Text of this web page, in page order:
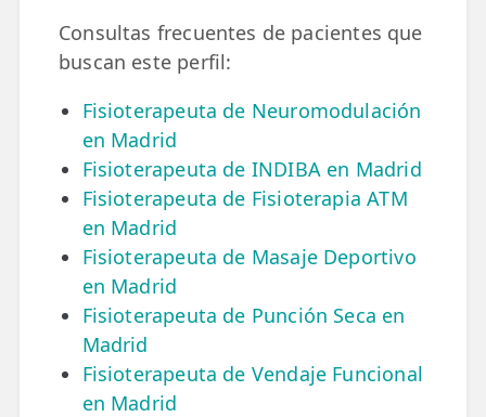
FRECUENTES
Rotura Fibrilar
Trocanteritis
Hernia Discal
Fascitis Plantar
Lumbalgia
Ciática
Bursitis de Hombro
Síndrome Piramidal
Consultas frecuentes de pacientes que
buscan este perfil:
Fisioterapeuta de Neuromodulación
en Madrid
Fisioterapeuta de INDIBA en Madrid
Fisioterapeuta de Fisioterapia ATM
en Madrid
Fisioterapeuta de Masaje Deportivo
en Madrid
Fisioterapeuta de Punción Seca en
Madrid
Fisioterapeuta de Vendaje Funcional
en Madrid